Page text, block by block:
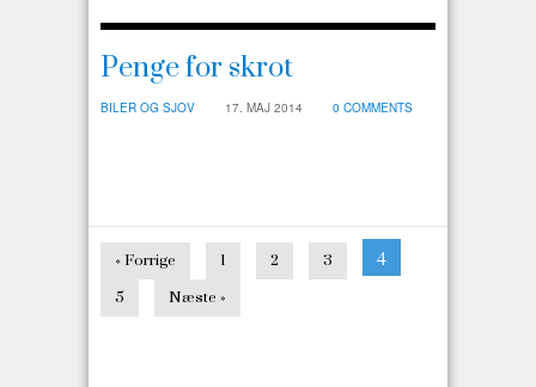
Penge for skrot
BILER OG SJOV 17. MAJ 2014 0 COMMENTS
« Forrige 1 2 3 4
5 Næste »